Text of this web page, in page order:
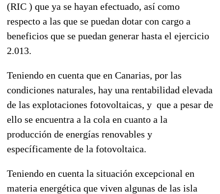
(RIC ) que ya se hayan efectuado, así como
respecto a las que se puedan dotar con cargo a
beneficios que se puedan generar hasta el ejercicio
2.013.
Teniendo en cuenta que en Canarias, por las
condiciones naturales, hay una rentabilidad elevada
de las explotaciones fotovoltaicas, y que a pesar de
ello se encuentra a la cola en cuanto a la
producción de energías renovables y
específicamente de la fotovoltaica.
Teniendo en cuenta la situación excepcional en
materia energética que viven algunas de las isla